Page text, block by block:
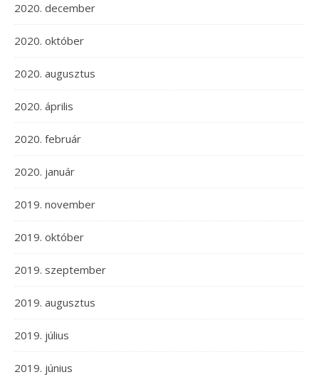
2020. december
2020. október
2020. augusztus
2020. április
2020. február
2020. január
2019. november
2019. október
2019. szeptember
2019. augusztus
2019. július
2019. június